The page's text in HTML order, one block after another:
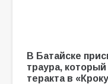
В Батайске
траура,
теракта в